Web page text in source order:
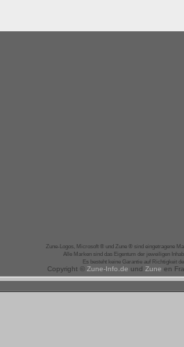
Zune-Logos, Microsoft ® und Zune ® sind eingetragene
Alle Marken sind das Eigentum der jeweiligen
Es besteht keine Garantie auf Richtigkeit
Copyright © Zune-Info .de und Zune en